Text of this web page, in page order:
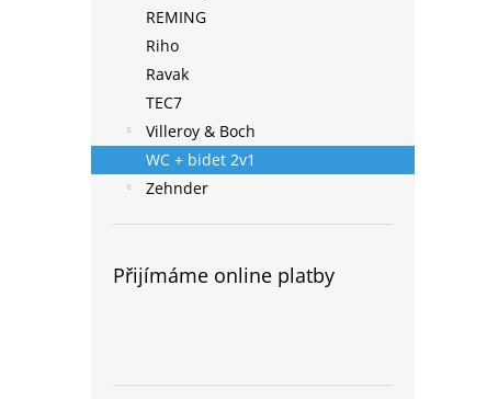
REMING
Riho
Ravak
TEC7
Villeroy & Boch
WC + bidet 2v1
Zehnder
Přijímáme online platby